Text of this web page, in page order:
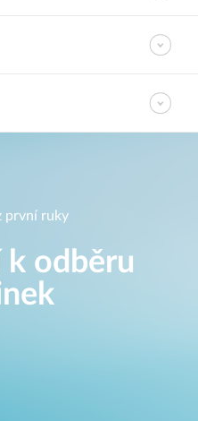
první ruky
k odběru